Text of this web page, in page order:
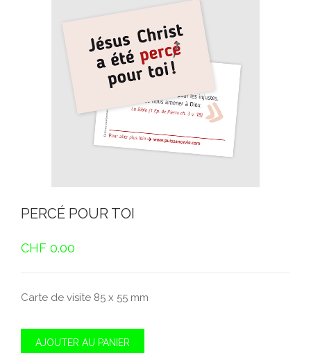
PERCÉ POUR TOI
CHF 0.00
Carte de visite 85 x 55 mm
AJOUTER AU PANIER